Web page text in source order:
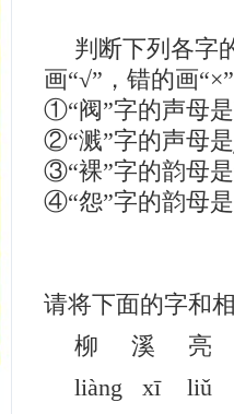
判断下列各字
画“√”，错的画“×”
①“阀”字的声
②“溅”字的声
③“裸”字的韵
④“怨”字的韵
请将下面的字和
柳 溪
liàng xī liǔ